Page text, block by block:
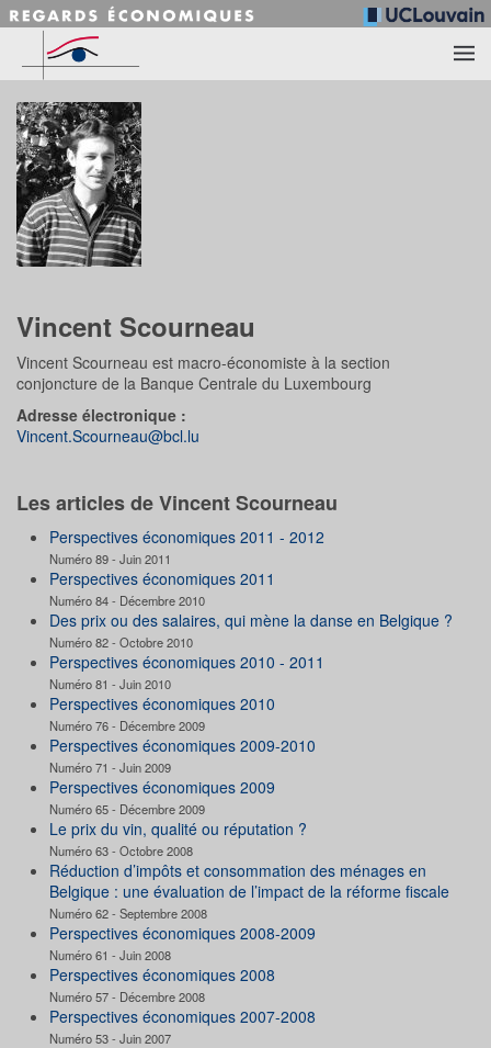
Accéder au contenu principal
Vincent Scourneau
Vincent Scourneau est macro-économiste à la section
conjoncture de la Banque Centrale du Luxembourg
Adresse électronique :
Vincent.Scourneau@bcl.lu
Les articles de Vincent Scourneau
Perspectives économiques 2011 - 2012
Numéro 89 - Juin 2011
Perspectives économiques 2011
Numéro 84 - Décembre 2010
Des prix ou des salaires, qui mène la danse en Belgique ?
Numéro 82 - Octobre 2010
Perspectives économiques 2010 - 2011
Numéro 81 - Juin 2010
Perspectives économiques 2010
Numéro 76 - Décembre 2009
Perspectives économiques 2009-2010
Numéro 71 - Juin 2009
Perspectives économiques 2009
Numéro 65 - Décembre 2009
Le prix du vin, qualité ou réputation ?
Numéro 63 - Octobre 2008
Réduction d’impôts et consommation des ménages en
Belgique : une évaluation de l’impact de la réforme fiscale
Numéro 62 - Septembre 2008
Perspectives économiques 2008-2009
Numéro 61 - Juin 2008
Perspectives économiques 2008
Numéro 57 - Décembre 2008
Perspectives économiques 2007-2008
Numéro 53 - Juin 2007